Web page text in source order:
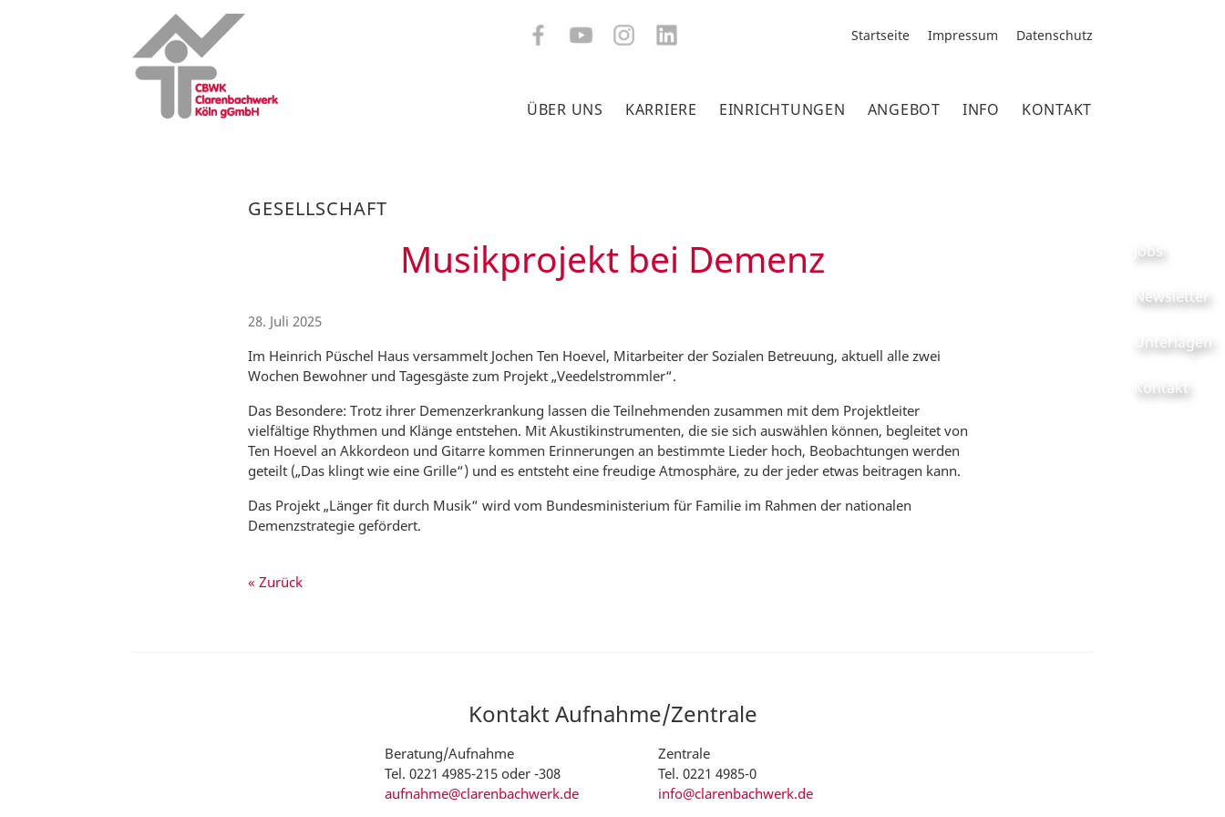
Startseite Impressum Datenschutz
ÜBER UNS KARRIERE EINRICHTUNGEN ANGEBOT INFO KONTAKT
GESELLSCHAFT
Musikprojekt bei Demenz
28. Juli 2025
Im Heinrich Püschel Haus versammelt Jochen Ten Hoevel, Mitarbeiter der Sozialen Betreuung, aktuell alle zwei
Wochen Bewohner und Tagesgäste zum Projekt „Veedelstrommler“.
Das Besondere: Trotz ihrer Demenzerkrankung lassen die Teilnehmenden zusammen mit dem Projektleiter
vielfältige Rhythmen und Klänge entstehen. Mit Akustikinstrumenten, die sie sich auswählen können, begleitet von
Ten Hoevel an Akkordeon und Gitarre kommen Erinnerungen an bestimmte Lieder hoch, Beobachtungen werden
geteilt („Das klingt wie eine Grille“) und es entsteht eine freudige Atmosphäre, zu der jeder etwas beitragen kann.
Das Projekt „Länger fit durch Musik“ wird vom Bundesministerium für Familie im Rahmen der nationalen
Demenzstrategie gefördert.
« Zurück
Kontakt Aufnahme/Zentrale
Beratung/Aufnahme
Tel. 0221 4985-215 oder -308
aufnahme@clarenbachwerk.de
Zentrale
Tel. 0221 4985-0
info@clarenbachwerk.de
Jobs
Newsletter
Unterlagen
Kontakt